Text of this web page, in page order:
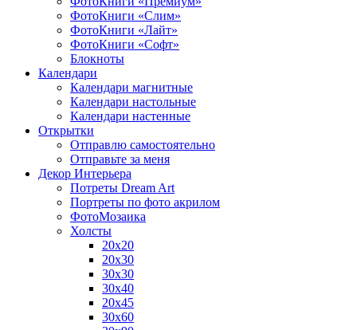
ФотоКниги «Слим»
ФотоКниги «Лайт»
ФотоКниги «Софт»
Блокноты
Календари
Календари магнитные
Календари настольные
Календари настенные
Открытки
Отправлю самостоятельно
Отправьте за меня
Декор Интерьера
Потреты Dream Art
Портреты по фото акрилом
ФотоМозаика
Холсты
20х20
20х30
30х30
30х40
20х45
30х60